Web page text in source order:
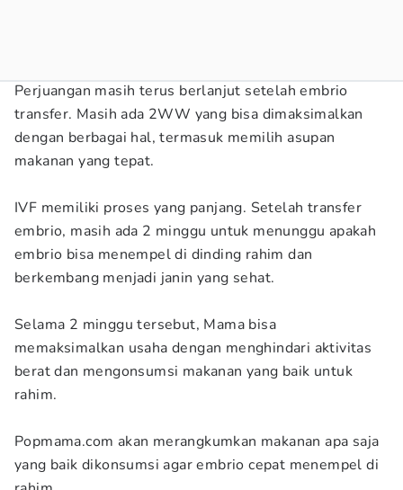
Perjuangan masih terus berlanjut setelah embrio
transfer. Masih ada 2WW yang bisa dimaksimalkan
dengan berbagai hal, termasuk memilih asupan
makanan yang tepat.
IVF memiliki proses yang panjang. Setelah transfer
embrio, masih ada 2 minggu untuk menunggu apakah
embrio bisa menempel di dinding rahim dan
berkembang menjadi janin yang sehat.
Selama 2 minggu tersebut, Mama bisa
memaksimalkan usaha dengan menghindari aktivitas
berat dan mengonsumsi makanan yang baik untuk
rahim.
Popmama.com akan merangkumkan makanan apa saja
yang baik dikonsumsi agar embrio cepat menempel di